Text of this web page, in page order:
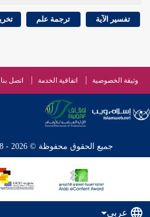
تفسير الآية ترجمة علم
وثيقة الخصوصية اتفاقية الخدمة اتصل بنا
جميع الحقوق محفوظة © 2026 - 1998 لشبكة إسلام ويب
عربي